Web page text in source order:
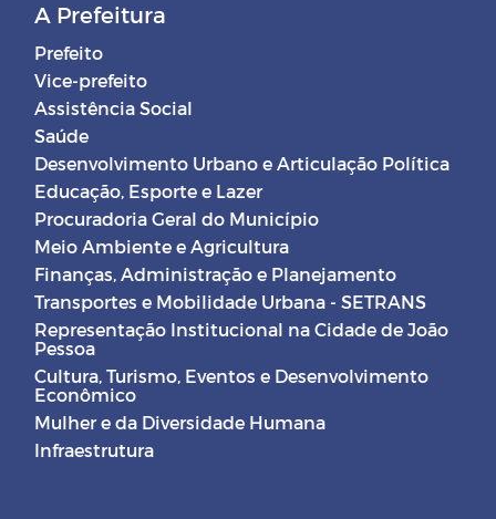
A Prefeitura
Prefeito
Vice-prefeito
Assistência Social
Saúde
Desenvolvimento Urbano e Articulação Política
Educação, Esporte e Lazer
Procuradoria Geral do Município
Meio Ambiente e Agricultura
Finanças, Administração e Planejamento
Transportes e Mobilidade Urbana - SETRANS
Representação Institucional na Cidade de João
Pessoa
Cultura, Turismo, Eventos e Desenvolvimento
Econômico
Mulher e da Diversidade Humana
Infraestrutura